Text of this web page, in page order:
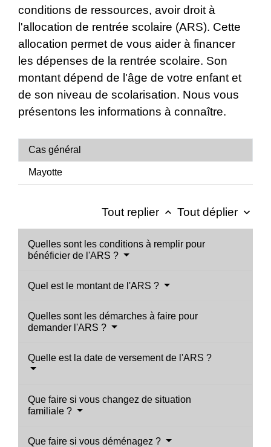
conditions de ressources, avoir droit à
l'allocation de rentrée scolaire (ARS). Cette
allocation permet de vous aider à financer
les dépenses de la rentrée scolaire. Son
montant dépend de l'âge de votre enfant et
de son niveau de scolarisation. Nous vous
présentons les informations à connaître.
Cas général
Mayotte
Tout replier keyboard_arrow_up Tout déplier keyboard_arrow_down
Quelles sont les conditions à remplir pour
bénéficier de l'ARS ?
Quel est le montant de l'ARS ?
Quelles sont les démarches à faire pour
demander l'ARS ?
Quelle est la date de versement de l'ARS ?
Que faire si vous changez de situation
familiale ?
Que faire si vous déménagez ?